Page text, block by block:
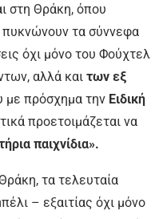
στη Θράκη, όπου
πυκνώνουν τα σύννεφα
όχι μόνο του Φούχτελ
αλλά και των εξ
με πρόσχημα την Ειδική
προετοιμά­ζεται να
παιχνίδια».
τα τελευταία
– εξαιτίας όχι μόνο